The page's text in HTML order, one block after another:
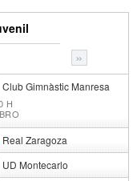
»
Club Gimnàstic Manresa
H
Real Zaragoza
UD Montecarlo